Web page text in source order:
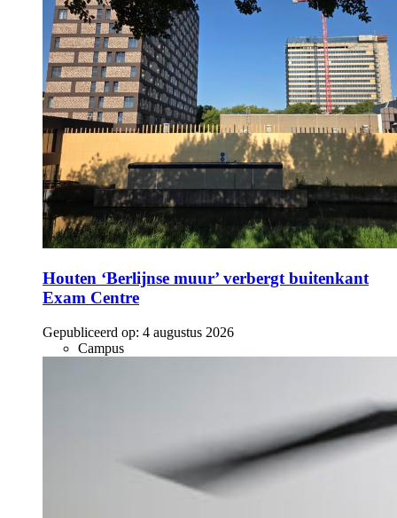
Houten ‘Berlijnse muur’ verbergt buitenkant
Exam Centre
Gepubliceerd op: 4 augustus 2026
Campus